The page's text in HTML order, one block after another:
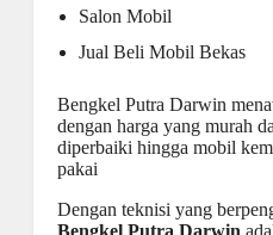
Salon Mobil
Jual Beli Mobil Bekas
Bengkel Putra Darwin
dengan harga yang murah
diperbaiki hingga mobil
pakai
Dengan teknisi yang
Bengkel Putra Darwin